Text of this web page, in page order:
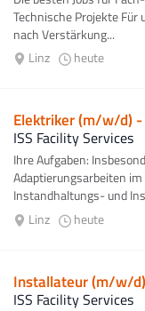
Technische Projekte
nach Verstärkung...
Linz
heute
Elektriker (m/w/d)
ISS Facility Services
Ihre Aufgaben:
Adaptierungsarbeiten
Instandhaltungs- und
Sie das Einziehen...
Linz heute
Installateur (m/w/d)
ISS Facility Services